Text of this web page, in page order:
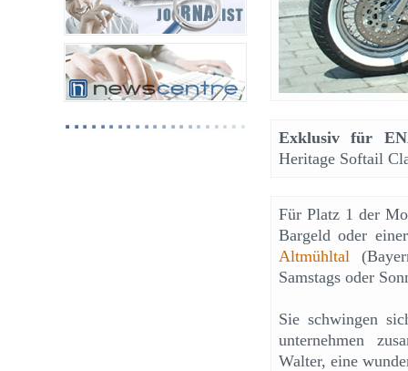
Exklusiv für
Heritage Softail
Für Platz 1 der
Bargeld oder
Altmühltal
Samstags oder
Sie schwingen
unternehmen
Walter, eine